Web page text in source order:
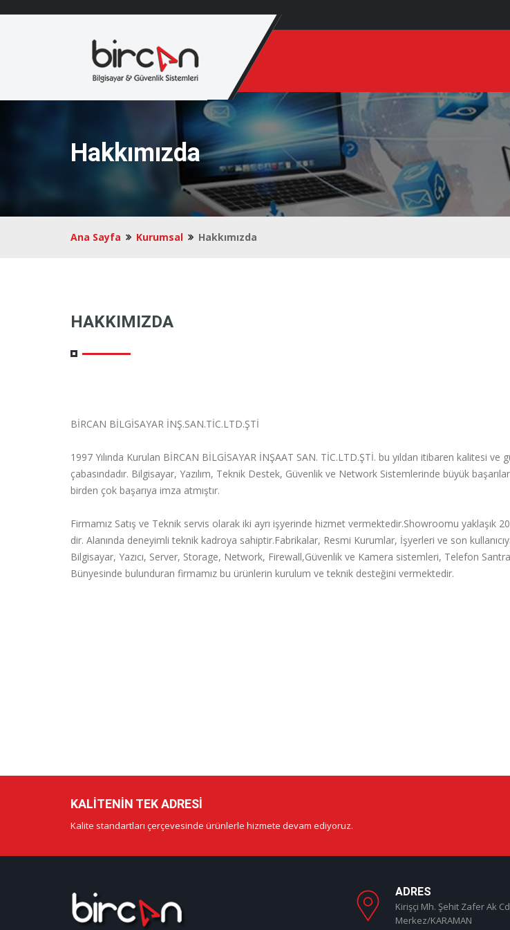
Hakkımızda
Ana Sayfa Kurumsal Hakkımızda
HAKKIMIZDA
BİRCAN BİLGİSAYAR İNŞ.SAN.TİC.LTD.ŞTİ
1997 Yılında Kurulan BİRCAN BİLGİSAYAR İNŞAAT SAN. TİC.LTD.ŞTİ. bu yıldan itibaren kalitesi
çabasındadır. Bilgisayar, Yazılım, Teknik Destek, Güvenlik ve Network Sistemlerinde büyük
birden çok başarıya imza atmıştır.
Firmamız Satış ve Teknik servis olarak iki ayrı işyerinde hizmet vermektedir.Showroomu yaklaşık
dir. Alanında deneyimli teknik kadroya sahiptir.Fabrikalar, Resmi Kurumlar, İşyerleri ve son
Bilgisayar, Yazıcı, Server, Storage, Network, Firewall,Güvenlik ve Kamera sistemleri, Telefon
Bünyesinde bulunduran firmamız bu ürünlerin kurulum ve teknik desteğini vermektedir.
KALITENIN TEK ADRESI
Kalite standartları çerçevesinde ürünlerle hizmete devam ediyoruz.
ADRES
Kirişçi Mh. Şehit Zafer Ak
Merkez/KARAMAN